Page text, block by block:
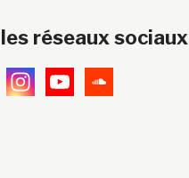
réseaux sociaux